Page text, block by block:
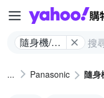
隨身機/類
Panasonic 隨身